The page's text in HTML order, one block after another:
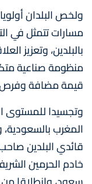
ولخص البلدان
مسارات تتمثل في
بالبلدين، وتعزيز
منظومة صناعية
قيمة مضافة وفرص
وتجسيدا للمستوى
المغرب
قائدي البلدين
خادم الحرمين